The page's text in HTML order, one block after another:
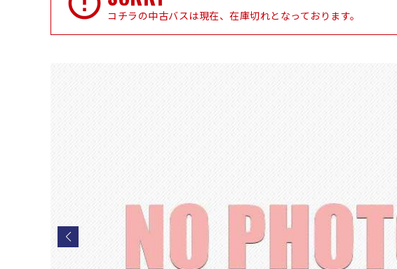
コチラの中古バスは現在、在庫切れとなっております。